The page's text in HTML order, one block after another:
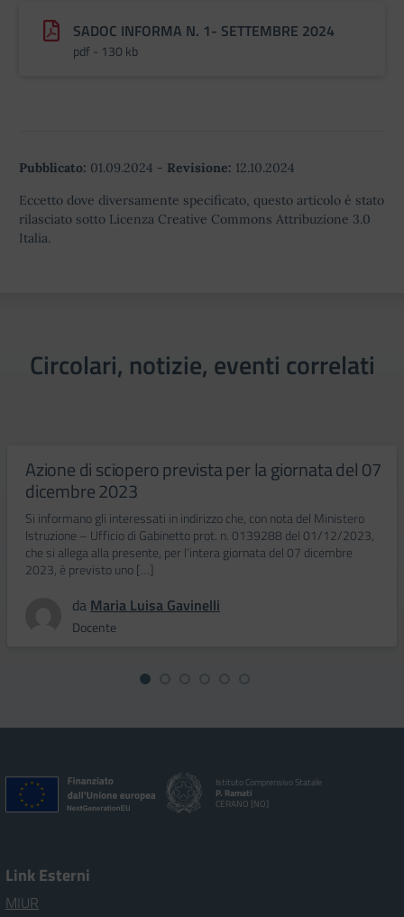
SADOC INFORMA N. 1- SETTEMBRE 2024
pdf - 130 kb
Pubblicato: 01.09.2024 - Revisione: 12.10.2024
Eccetto dove diversamente specificato, questo articolo è stato
rilasciato sotto Licenza Creative Commons Attribuzione 3.0
Italia.
Circolari, notizie, eventi correlati
Azione di sciopero prevista per la giornata del 07
dicembre 2023
Si informano gli interessati in indirizzo che, con nota del Ministero
Istruzione – Ufficio di Gabinetto prot. n. 0139288 del 01/12/2023,
che si allega alla presente, per l’intera giornata del 07 dicembre
2023, è previsto uno […]
da Maria Luisa Gavinelli
Docente
Istituto Comprensivo Statale
P. Ramati
CERANO [NO]
Link Esterni
MIUR